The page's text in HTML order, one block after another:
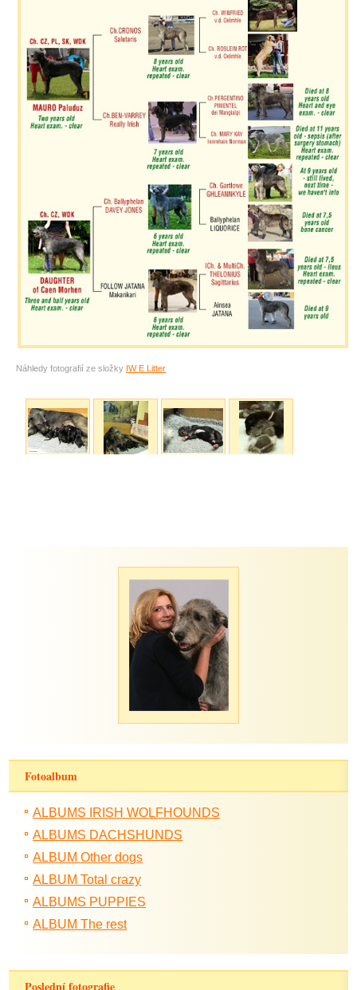
Náhledy fotografií ze složky IW E Litter
Fotoalbum
ALBUMS IRISH WOLFHOUNDS
ALBUMS DACHSHUNDS
ALBUM Other dogs
ALBUM Total crazy
ALBUMS PUPPIES
ALBUM The rest